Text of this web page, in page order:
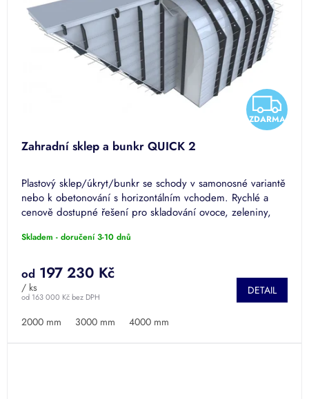
Z
D
R
ZDARMA
Zahradní sklep a bunkr QUICK 2
Plastový sklep/úkryt/bunkr se schody v samonosné variantě
nebo k obetonování s horizontálním vchodem. Rychlé a
cenově dostupné řešení pro skladování ovoce, zeleniny,
Skladem - doručení 3-10 dnů
od 163 000 Kč bez DPH
od 197 230 Kč
/ ks DETAIL
2000 mm 3000 mm 4000 mm